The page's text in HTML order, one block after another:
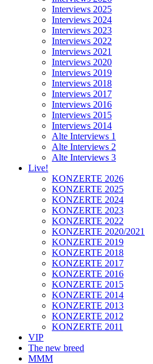
Interviews 2025
Interviews 2024
Interviews 2023
Interviews 2022
Interviews 2021
Interviews 2020
Interviews 2019
Interviews 2018
Interviews 2017
Interviews 2016
Interviews 2015
Interviews 2014
Alte Interviews 1
Alte Interviews 2
Alte Interviews 3
Live!
KONZERTE 2026
KONZERTE 2025
KONZERTE 2024
KONZERTE 2023
KONZERTE 2022
KONZERTE 2020/2021
KONZERTE 2019
KONZERTE 2018
KONZERTE 2017
KONZERTE 2016
KONZERTE 2015
KONZERTE 2014
KONZERTE 2013
KONZERTE 2012
KONZERTE 2011
VIP
The new breed
MMM